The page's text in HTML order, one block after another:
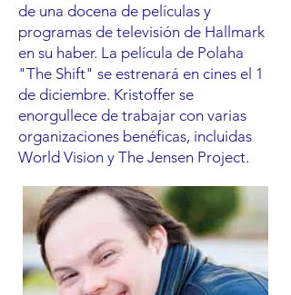
de una docena de películas y
programas de televisión de Hallmark
en su haber. La película de Polaha
"The Shift" se estrenará en cines el 1
de diciembre. Kristoffer se
enorgullece de trabajar con varias
organizaciones benéficas, incluidas
World Vision y The Jensen Project.